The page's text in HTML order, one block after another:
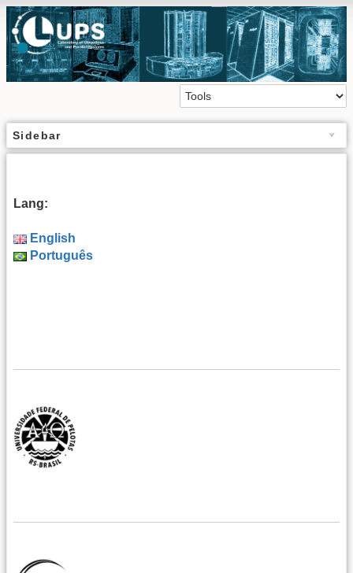
Sidebar
Lang:
English
Português